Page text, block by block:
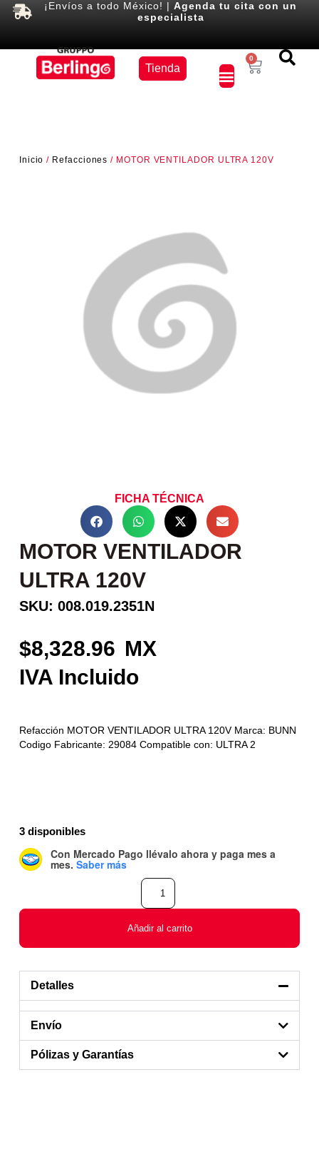
¡Envíos a todo México! |Agenda tu cita con un
especialista
Tienda
0
Inicio / Refacciones / MOTOR VENTILADOR ULTRA 120V
FICHA TÉCNICA
MOTOR VENTILADOR
ULTRA 120V
SKU: 008.019.2351N
8,328.96
Refacción MOTOR VENTILADOR ULTRA 120V Marca: BUNN
Codigo Fabricante: 29084 Compatible con: ULTRA 2
3 disponibles
Con Mercado Pago llévalo ahora y paga mes a
mes. Saber más
Añadir al carrito
Detalles
Envío
Pólizas y Garantías